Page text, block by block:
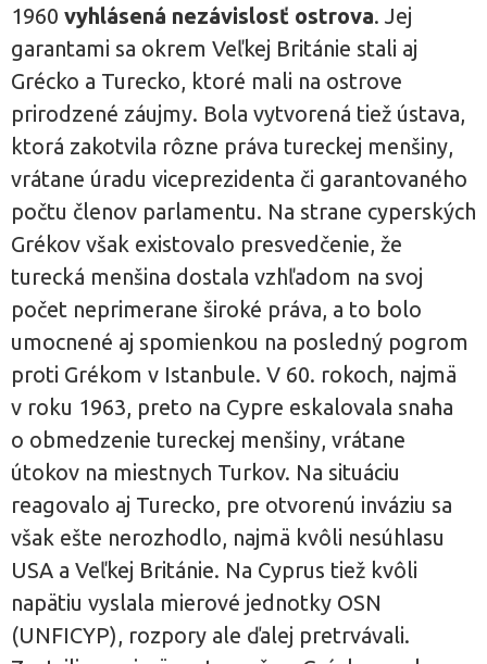
1960 vyhlásená nezávislosť ostrova. Jej
garantami sa okrem Veľkej Británie stali aj
Grécko a Turecko, ktoré mali na ostrove
prirodzené záujmy. Bola vytvorená tiež ústava,
ktorá zakotvila rôzne práva tureckej menšiny,
vrátane úradu viceprezidenta či garantovaného
počtu členov parlamentu. Na strane cyperských
Grékov však existovalo presvedčenie, že
turecká menšina dostala vzhľadom na svoj
počet neprimerane široké práva, a to bolo
umocnené aj spomienkou na posledný pogrom
proti Grékom v Istanbule. V 60. rokoch, najmä
v roku 1963, preto na Cypre eskalovala snaha
o obmedzenie tureckej menšiny, vrátane
útokov na miestnych Turkov. Na situáciu
reagovalo aj Turecko, pre otvorenú inváziu sa
však ešte nerozhodlo, najmä kvôli nesúhlasu
USA a Veľkej Británie. Na Cyprus tiež kvôli
napätiu vyslala mierové jednotky OSN
(UNFICYP), rozpory ale ďalej pretrvávali.